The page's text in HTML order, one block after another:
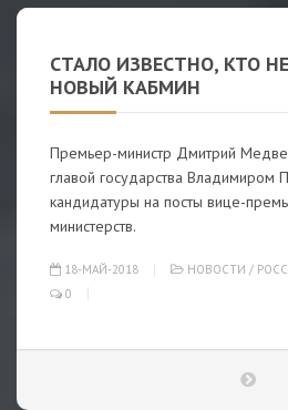
СТАЛО ИЗВЕСТНО, КТО
НОВЫЙ КАБМИН
Премьер-министр Дмитрий
главой государства Владимиром
кандидатуры на посты вице-
министерств.
18-МАЙ-2018 НОВОСТИ /
0